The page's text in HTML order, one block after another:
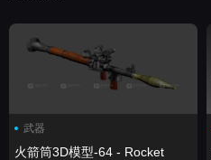
武器
火箭筒3D模型-64 - Rocket